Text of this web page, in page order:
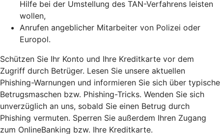
Hilfe bei der Umstellung des TAN-Verfahrens leisten
wollen,
Anrufen angeblicher Mitarbeiter von Polizei oder
Europol.
Schützen Sie Ihr Konto und Ihre Kreditkarte vor dem
Zugriff durch Betrüger. Lesen Sie unsere aktuellen
Phishing-Warnungen und informieren Sie sich über typische
Betrugsmaschen bzw. Phishing-Tricks. Wenden Sie sich
unverzüglich an uns, sobald Sie einen Betrug durch
Phishing vermuten. Sperren Sie außerdem Ihren Zugang
zum OnlineBanking bzw. Ihre Kreditkarte.